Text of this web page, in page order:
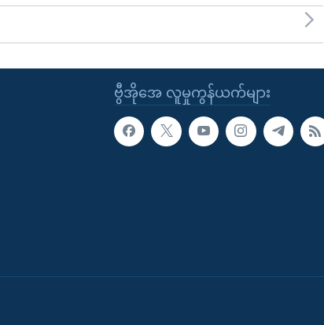
ဗွီအိုအေ လူမှုကွန်ယက်များ